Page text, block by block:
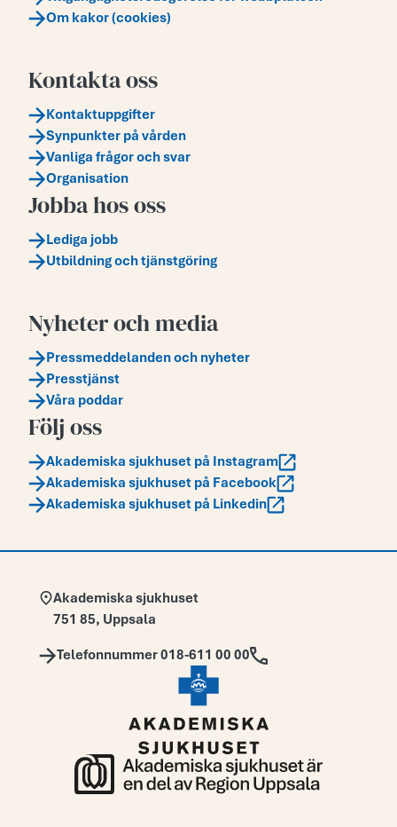
Om kakor (cookies)
Kontakta oss
Kontaktuppgifter
Synpunkter på vården
Vanliga frågor och svar
Organisation
Jobba hos oss
Lediga jobb
Utbildning och tjänstgöring
Nyheter och media
Pressmeddelanden och nyheter
Presstjänst
Våra poddar
Följ oss
Akademiska sjukhuset på Instagram
Akademiska sjukhuset på Facebook
Akademiska sjukhuset på Linkedin
Adress:
Akademiska sjukhuset
751 85, Uppsala
Telefon:
Telefonnummer 018-611 00 00